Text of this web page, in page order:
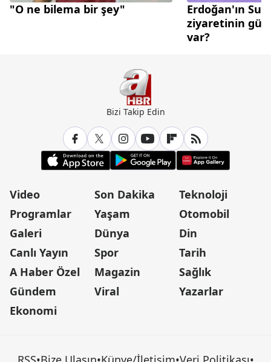
"O ne bilema bir şey"
Erdoğan'ın
ziyaretinin
var?
Bizi Takip Edin
Video
Programlar
Galeri
Canlı Yayın
A Haber Özel
Gündem
Ekonomi
Son Dakika
Yaşam
Dünya
Spor
Magazin
Viral
Teknoloji
Otomobil
Din
Tarih
Sağlık
Yazarlar